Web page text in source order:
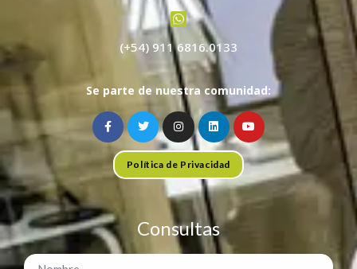
(+54) 911 6816.0133
Se parte de nuestra comunidad:
Política de Privacidad
Consultas